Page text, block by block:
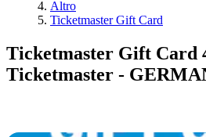
Altro
Ticketmaster Gift Card
Ticketmaster Gift Card
Ticketmaster -